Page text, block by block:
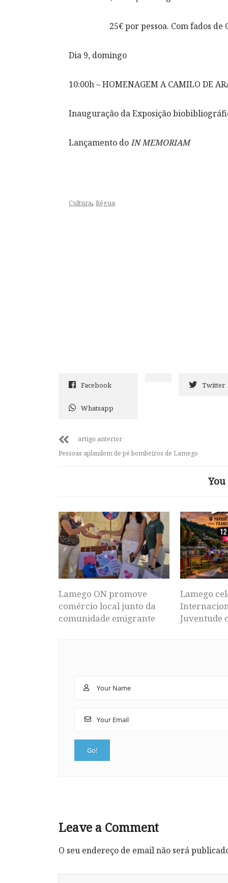
25€ por pessoa. Com fados de
Dia 9, domingo
10:00h – HOMENAGEM A CAMILO DE
Inauguração da Exposição
Lançamento doIN MEMORIAM
Cultura, Régua
Facebook Twitter
Whatsapp
artigo anterior
Pessoas aplaudem de pé bombeiros de Lamego
Lamego ON promove
comércio local junto da
comunidade emigrante
Lamego
Juventude
Leave a Comment
O seu endereço de email não será